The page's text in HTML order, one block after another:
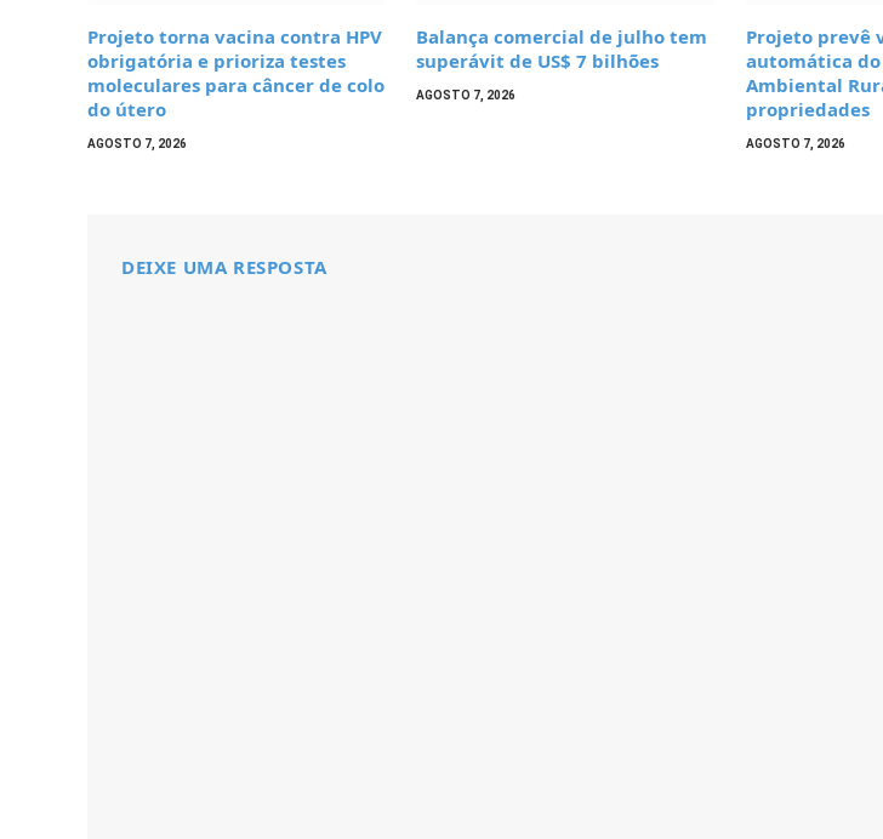
Projeto torna vacina contra HPV
obrigatória e prioriza testes
moleculares para câncer de colo
do útero
AGOSTO 7, 2026
Balança comercial de julho tem
superávit de US$ 7 bilhões
AGOSTO 7, 2026
Projeto prevê
automática do
Ambiental
propriedades
AGOSTO 7, 2026
DEIXE UMA RESPOSTA